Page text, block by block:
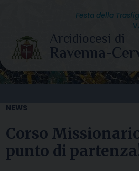
content
Festa della
NEWS
Corso
punto di